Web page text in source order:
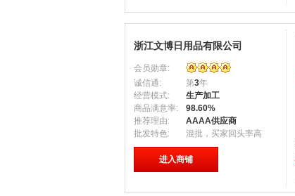
浙江文博日用品有限公司
会员勋章:
诚信通:
第3年
经营模式:
生产加工
商品满意率:
98.60%
推荐理由:
AAAA供应商
批发特色:
混批，买家回头率高
进入商铺